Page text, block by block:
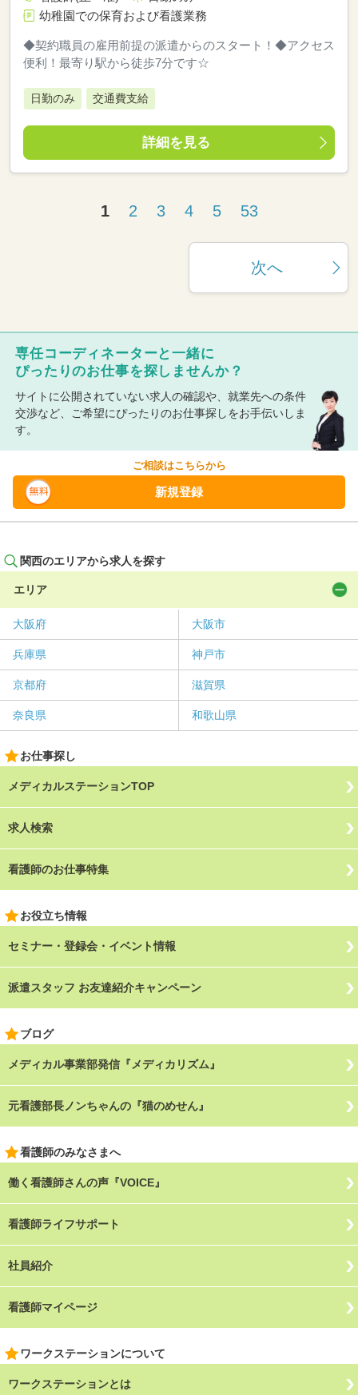
幼稚園での保育および看護業務
◆契約職員の雇用前提の派遣からのスタート！◆アクセス
便利！最寄り駅から徒歩7分です☆
日勤のみ 交通費支給
詳細を見る
1 2 3 4 5 53
次へ
専任コーディネーターと一緒に
ぴったりのお仕事を探しませんか？
サイトに公開されていない求人の確認や、就業先への条件
交渉など、ご希望にぴったりのお仕事探しをお手伝いしま
す。
ご相談はこちらから
新規登録
関西のエリアから求人を探す
エリア
大阪府 大阪市
兵庫県 神戸市
京都府 滋賀県
奈良県 和歌山県
お仕事探し
メディカルステーションTOP
求人検索
看護師のお仕事特集
お役立ち情報
セミナー・登録会・イベント情報
派遣スタッフ お友達紹介キャンペーン
ブログ
メディカル事業部発信『メディカリズム』
元看護部長ノンちゃんの『猫のめせん』
看護師のみなさまへ
働く看護師さんの声『VOICE』
看護師ライフサポート
社員紹介
看護師マイページ
ワークステーションについて
ワークステーションとは